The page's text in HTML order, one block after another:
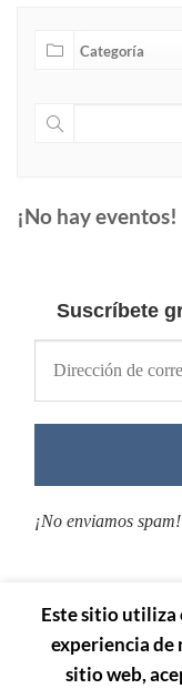
¡No hay eventos!
Suscríbete
¡No enviamos
Este sitio utiliza
experiencia de
sitio web,